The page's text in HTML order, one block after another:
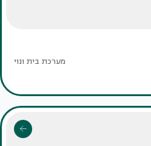
מערכת בית ונוי